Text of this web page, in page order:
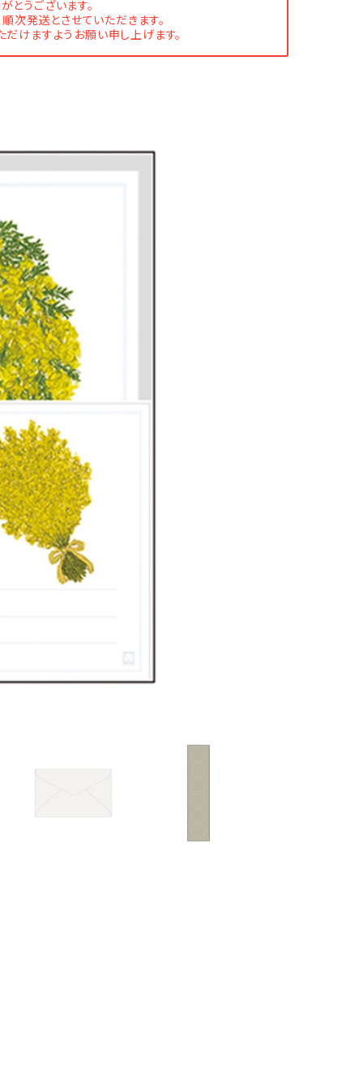
とうございます。
次発送とさせていただきます。
けますようお願い申し上げます。